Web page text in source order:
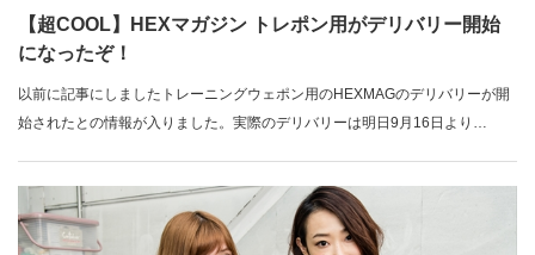
【超COOL】HEXマガジン トレポン用がデリバリー開始
になったぞ！
以前に記事にしましたトレーニングウェポン用のHEXMAGのデリバリーが開
始されたとの情報が入りました。実際のデリバリーは明日9月16日より…